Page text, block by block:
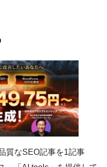
質なSEO記事を1記事